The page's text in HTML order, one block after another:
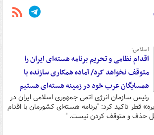
اسلامی:
اقدام نظامی و تحریم برنامه هسته‌ای ایران را
متوقف نخواهد کرد/ آماده همکاری سازنده با
همسایگان عرب خود در زمینه هسته‌ای هستیم
رئیس سازمان انرژی اتمی جمهوری اسلامی ایران در
قطر تاکید کرد: "برنامه هسته‌ای کشورمان با اقدام
حذف و متوقف کردن نیست. "